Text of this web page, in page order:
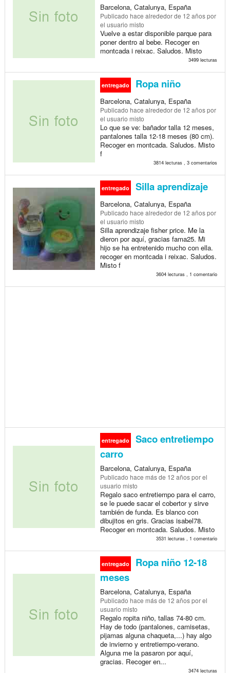
Barcelona, Catalunya, España
Publicado hace alrededor de 12 añospor
el usuario misto
Vuelve a estar disponible parque para
poner dentro al bebe. Recoger en
montcada i reixac. Saludos. Misto
3499 lecturas
entregado Ropa niño
Barcelona, Catalunya, España
Publicado hace alrededor de 12 añospor
el usuario misto
Lo que se ve: bañador talla 12 meses,
pantalones talla 12-18 meses (80 cm).
Recoger en montcada. Saludos. Misto
f
3814 lecturas , 3 comentarios
entregado Silla aprendizaje
Barcelona, Catalunya, España
Publicado hace alrededor de 12 añospor
el usuario misto
Silla aprendizaje fisher price. Me la
dieron por aquí, gracias fama25. Mi
hijo se ha entretenido mucho con ella.
recoger en montcada i reixac. Saludos.
Misto f
3604 lecturas , 1 comentario
entregado
Saco entretiempo
carro
Barcelona, Catalunya, España
Publicado hace más de 12 añospor el
usuario misto
Regalo saco entretiempo para el carro,
se le puede sacar el cobertor y sirve
también de funda. Es blanco con
dibujitos en gris. Gracias isabel78.
Recoger en montcada. Saludos. Misto
3531 lecturas , 1 comentario
entregado
Ropa niño 12-18
meses
Barcelona, Catalunya, España
Publicado hace más de 12 añospor el
usuario misto
Regalo ropita niño, tallas 74-80 cm.
Hay de todo (pantalones, camisetas,
pijamas alguna chaqueta,...) hay algo
de invierno y entretiempo-verano.
Alguna me la pasaron por aquí,
gracias. Recoger en...
3474 lecturas